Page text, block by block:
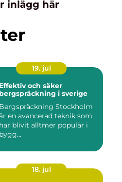
inlägg här
19. jul
Effektiv och säker
bergspräckning i sverige
Bergspräckning Stockholm
en avancerad teknik som
har blivit alltmer populär i
bygg...
18. jul